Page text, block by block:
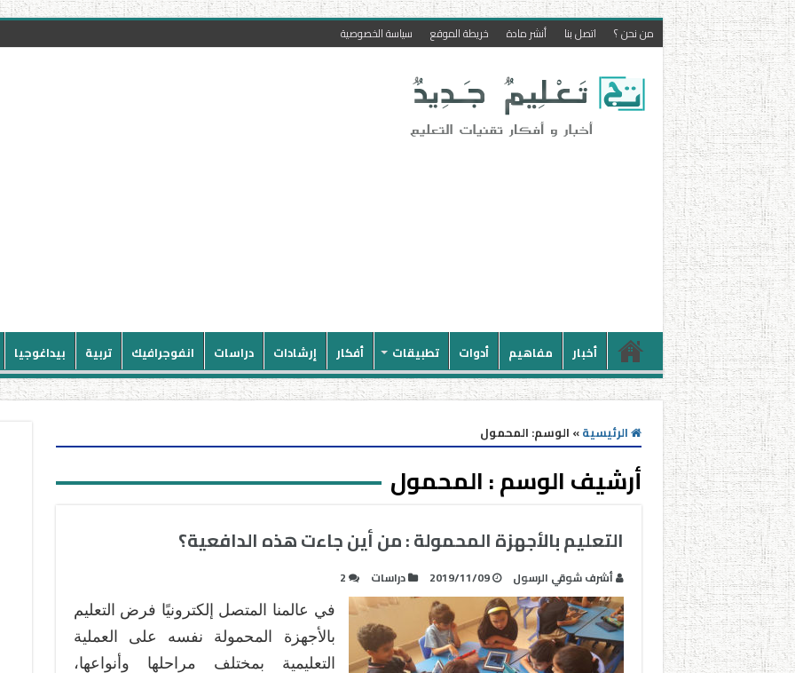
من نحن ؟ اتصل بنا أنشر مادة خريطة الموقع سياسة الخصوصية
أخبار مفاهيم أدوات تطبيقات أفكار إرشادات دراسات انفوجرافيك تربية بيداغوجيا
الرئيسية» الوسم: المحمول
أرشيف الوسم :المحمول
التعليم بالأجهزة المحمولة : من أين جاءت هذه الدافعية؟
أشرف شوقي الرسول 2019/11/09 دراسات 2
في عالمنا المتصل إلكترونيًا فرض التعليم
بالأجهزة المحمولة نفسه على العملية
التعليمية بمختلف مراحلها وأنواعها،